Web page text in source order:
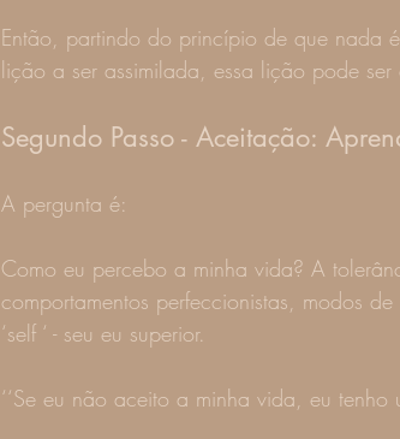
Então, partindo do princípio de que nada
lição a ser assimilada, essa lição pode
Segundo Passo - Aceitação:
A pergunta é:
Como eu percebo a minha vida? A
comportamentos perfeccionistas, modos
‘self ‘ - seu eu superior.
‘‘Se eu não aceito a minha vida, eu tenho